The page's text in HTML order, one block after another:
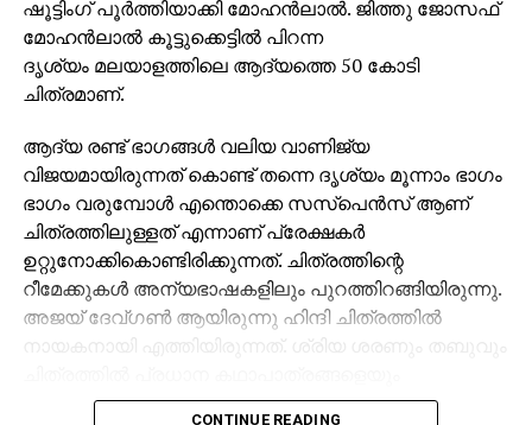
ഷൂട്ടിംഗ് പൂര്‍ത്തിയാക്കി മോഹന്‍ലാല്‍. ജിത്തു ജോസഫ്
മോഹന്‍ലാല്‍ കൂട്ടുക്കെട്ടില്‍ പിറന്ന
ദൃശ്യം മലയാളത്തിലെ ആദ്യത്തെ 50 കോടി
ചിത്രമാണ്.
ആദ്യ രണ്ട് ഭാഗങ്ങള്‍ വലിയ വാണിജ്യ
വിജയമായിരുന്നത് കൊണ്ട് തന്നെ ദൃശ്യം മൂന്നാം ഭാഗം
ഭാഗം വരുമ്പോള്‍ എന്തൊക്കെ സസ്‌പെന്‍സ് ആണ്
ചിത്രത്തിലുള്ളത് എന്നാണ് പ്രേക്ഷകര്‍
ഉറ്റുനോക്കികൊണ്ടിരിക്കുന്നത്. ചിത്രത്തിന്റെ
റീമേക്കുകള്‍ അന്യഭാഷകളിലും പുറത്തിറങ്ങിയിരുന്നു.
അജയ് ദേവ്ഗണ്‍ ആയിരുന്നു ഹിന്ദി ചിത്രത്തില്‍
നായകനായി എത്തിയിരുന്നത്. ശ്രിയ ശരണും തബുവും
അവതരിപ്പിച്ചിരുന്നു. മലയാളത്തില്‍ ദൃശ്യം 3
CONTINUE READING